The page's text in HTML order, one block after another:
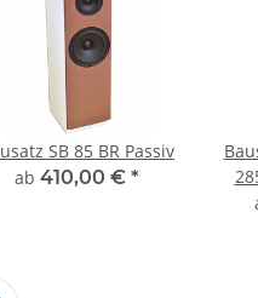
SB 85 BR Passiv
ab 410,00 € *